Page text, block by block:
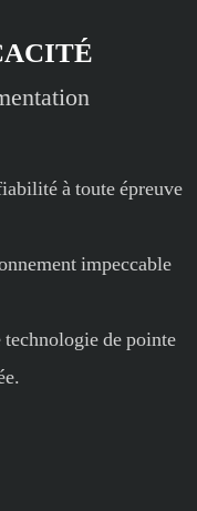
à toute épreuve
impeccable
technologie de pointe